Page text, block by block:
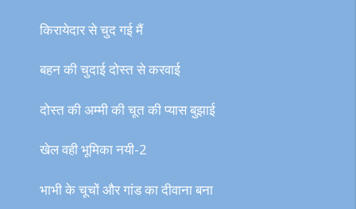
किरायेदार से चुद गई मैं
बहन की चुदाई दोस्त से करवाई
दोस्त की अम्मी की चूत की प्यास बुझाई
खेल वही भूमिका नयी-2
भाभी के चूचों और गांड का दीवाना बना